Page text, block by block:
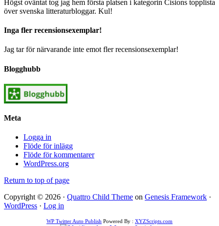
Högst oväntat tog jag hem första platsen i kategorin Cisions topplista
över svenska litteraturbloggar. Kul!
Inga fler recensionsexemplar!
Jag tar för närvarande inte emot fler recensionsexemplar!
Blogghubb
Meta
Logga in
Flöde för inlägg
Flöde för kommentarer
WordPress.org
Return to top of page
Copyright © 2026 · Quattro Child Theme on Genesis Framework ·
WordPress · Log in
WP Twitter Auto Publish Powered By : XYZScripts.com